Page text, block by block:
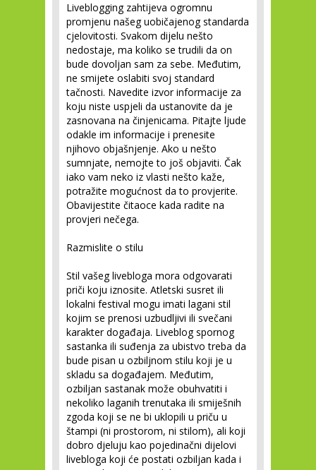
Liveblogging zahtijeva ogromnu
promjenu našeg uobičajenog standarda
cjelovitosti. Svakom dijelu nešto
nedostaje, ma koliko se trudili da on
bude dovoljan sam za sebe. Međutim,
ne smijete oslabiti svoj standard
tačnosti. Navedite izvor informacije za
koju niste uspjeli da ustanovite da je
zasnovana na činjenicama. Pitajte ljude
odakle im informacije i prenesite
njihovo objašnjenje. Ako u nešto
sumnjate, nemojte to još objaviti. Čak
iako vam neko iz vlasti nešto kaže,
potražite mogućnost da to provjerite.
Obavijestite čitaoce kada radite na
provjeri nečega.
Razmislite o stilu
Stil vašeg livebloga mora odgovarati
priči koju iznosite. Atletski susret ili
lokalni festival mogu imati lagani stil
kojim se prenosi uzbudljivi ili svečani
karakter događaja. Liveblog spornog
sastanka ili suđenja za ubistvo treba da
bude pisan u ozbiljnom stilu koji je u
skladu sa događajem. Međutim,
ozbiljan sastanak može obuhvatiti i
nekoliko laganih trenutaka ili smiješnih
zgoda koji se ne bi uklopili u priču u
štampi (ni prostorom, ni stilom), ali koji
dobro djeluju kao pojedinačni dijelovi
livebloga koji će postati ozbiljan kada i